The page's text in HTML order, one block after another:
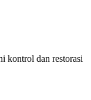
kontrol dan restorasi